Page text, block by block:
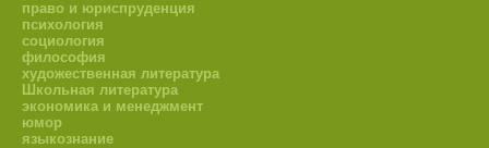
право и юриспруденция
психология
социология
философия
художественная литература
Школьная литература
экономика и менеджмент
юмор
языкознание